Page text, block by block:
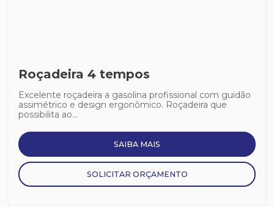
Roçadeira 4 tempos
Excelente roçadeira a gasolina profissional com guidão
assimétrico e design ergonômico. Roçadeira que
possibilita ao...
SAIBA MAIS
SOLICITAR ORÇAMENTO